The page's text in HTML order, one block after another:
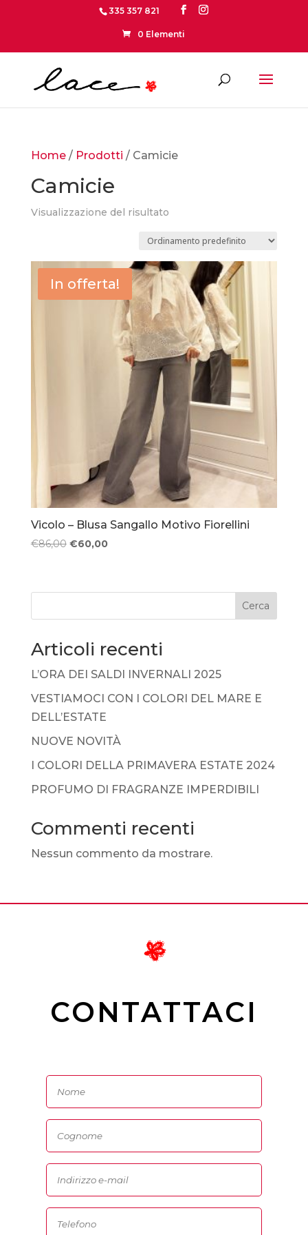
335 357 821
0 Elementi
Home/ Prodotti / Camicie
Camicie
Visualizzazione del risultato
In offerta!
Vicolo – Blusa Sangallo Motivo Fiorellini
€86,00 Il
era:
€60,00Il
è:
Cerca
Articoli recenti
L’ORA DEI SALDI INVERNALI 2025
VESTIAMOCI CON I COLORI DEL MARE E
DELL’ESTATE
NUOVE NOVITÀ
I COLORI DELLA PRIMAVERA ESTATE 2024
PROFUMO DI FRAGRANZE IMPERDIBILI
Commenti recenti
Nessun commento da mostrare.
CONTATTACI